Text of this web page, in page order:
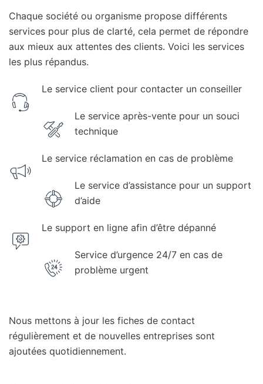
Chaque société ou organisme propose différents
services pour plus de clarté, cela permet de répondre
aux mieux aux attentes des clients. Voici les services
les plus répandus.
Le service client pour contacter un conseiller
Le service après-vente pour un souci
technique
Le service réclamation en cas de problème
Le service d’assistance pour un support
d’aide
Le support en ligne afin d’être dépanné
Service d’urgence 24/7 en cas de
problème urgent
Nous mettons à jour les fiches de contact
régulièrement et de nouvelles entreprises sont
ajoutées quotidiennement.